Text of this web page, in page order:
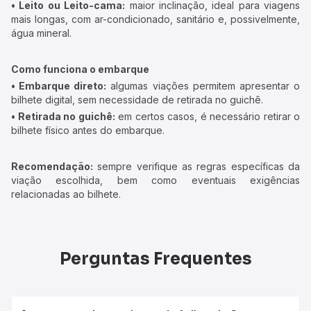
• Leito ou Leito-cama: maior inclinação, ideal para viagens
mais longas, com ar-condicionado, sanitário e, possivelmente,
água mineral.
Como funciona o embarque
• Embarque direto: algumas viações permitem apresentar o
bilhete digital, sem necessidade de retirada no guichê.
• Retirada no guichê: em certos casos, é necessário retirar o
bilhete físico antes do embarque.
Recomendação: sempre verifique as regras específicas da
viação escolhida, bem como eventuais exigências
relacionadas ao bilhete.
Perguntas Frequentes